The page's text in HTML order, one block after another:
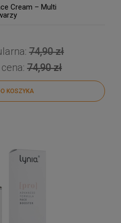
Cream – Multi
74,90 zł
74,90 zł
KOSZYKA